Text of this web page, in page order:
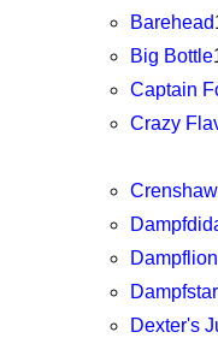
Barehead
Big Bottle
Captain
Crazy
Dampfstar
Dexter's